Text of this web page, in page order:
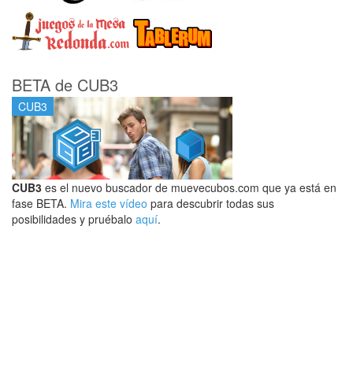
BETA de CUB3
CUB3
CUB3 es el nuevo buscador de muevecubos.com que ya está en
fase BETA. Mira este vídeo para descubrir todas sus
posibilidades y pruébalo aquí.